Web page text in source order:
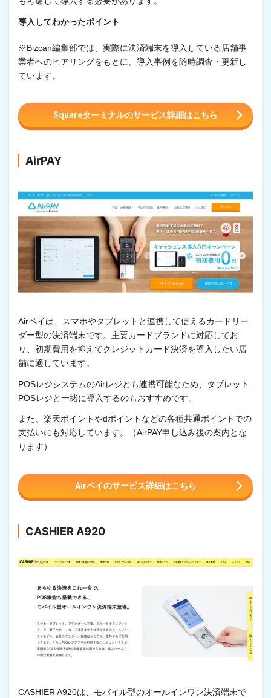
導入してわかったポイント
※Bizcan編集部では、実際に決済端末を導入している店舗事
業者へのヒアリングをもとに、導入事例を随時調査・更新し
ています。
Squareターミナルのサービス詳細はこちら
AirPAY
Airペイは、スマホやタブレットと連携して使えるカードリー
ダー型の決済端末です。主要カードブランドに対応してお
り、初期費用を抑えてクレジットカード決済を導入したい店
舗に適しています。
POSレジシステムのAirレジとも連携可能なため、タブレット
POSレジと一緒に導入するのもおすすめです。
また、楽天ポイントやdポイントなどの各種共通ポイントでの
支払いにも対応しています。（AirPAY申し込み後の案内とな
ります）
Airペイのサービス詳細はこちら
CASHIER A920
CASHIER A920は、モバイル型のオールインワン決済端末で